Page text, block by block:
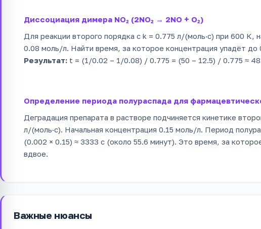
Диссоциация димера NO₂ (2NO₂ → 2NO + O₂)
Для реакции второго порядка с k = 0.775 л/(моль·с) при 600 К,
0.08 моль/л. Найти время, за которое концентрация упадёт до
Результат: t = (1/0.02 – 1/0.08) / 0.775 = (50 – 12.5) / 0.775 ≈
Определение периода полураспада для
Деградация препарата в растворе подчиняется кинетике
л/(моль·с). Начальная концентрация 0.15 моль/л. Период
(0.002 × 0.15) ≈ 3333 с (около 55.6 минут). Это время, за
вдвое.
Важные нюансы